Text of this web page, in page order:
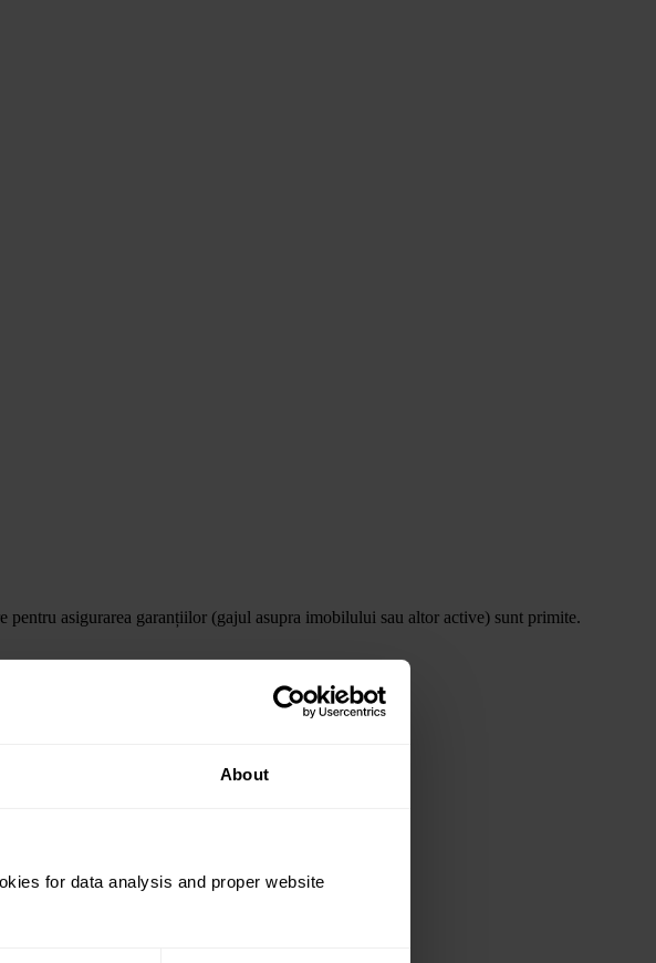
About
for data analysis and proper website
pentru asigurarea garanțiilor (gajul asupra imobilului sau altor active) sunt primite.